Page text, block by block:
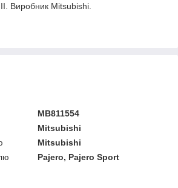
Виробник Mitsubishi.
MB811554
Mitsubishi
Mitsubishi
Pajero, Pajero Sport